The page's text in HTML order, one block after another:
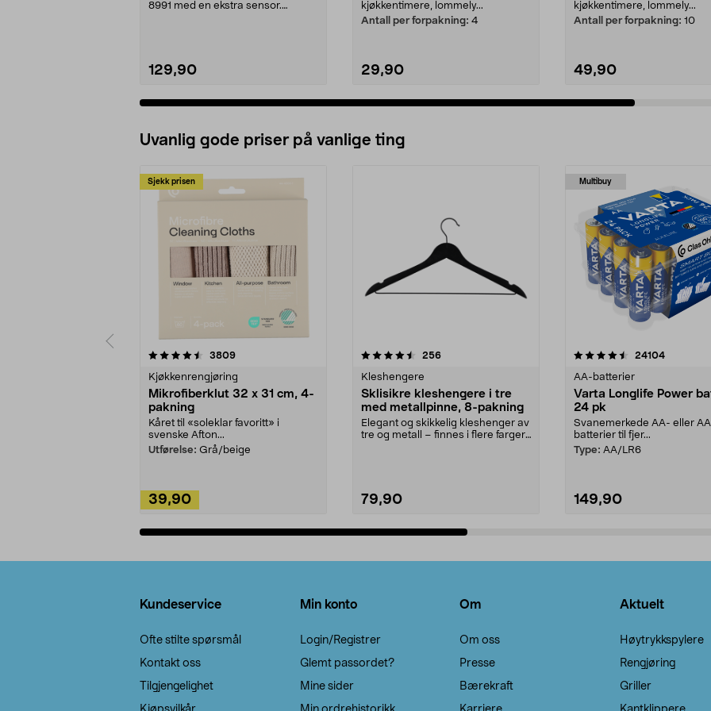
8991 med en ekstra sensor.
129,90
kjøkkentimere, lommely...
Antall per forpakning: 4
29,90
kjøkkentimere, lommely...
Antall per forpakning: 10
49,90
Uvanlig gode priser på vanlige ting
Sjekk prisen
3809anmeldelser
Kjøkkenrengjøring
Mikrofiberklut 32 x 31 cm, 4-
pakning
Kåret til «soleklar favoritt» i
svenske Afton...
Utførelse: Grå/beige
39,90
4.5av 5 stjerner 256anmeldelser
Kleshengere
Sklisikre kleshengere i tre
med metallpinne, 8-pakning
Elegant og skikkelig kleshenger av
tre og metall – finnes i flere farger.
79,90
Multibuy
4.5av 5 stjerner 24104
AA-batterier
Varta Longlife Power
24 pk
Svanemerkede AA- eller
batterier til fjer...
Type: AA/LR6
149,90
4.5av 5 stjerner
Kundeservice
Ofte stilte spørsmål
Kontakt oss
Tilgjengelighet
Min konto
Login/Registrer
Glemt passordet?
Mine sider
Om
Om oss
Presse
Bærekraft
Aktuelt
Høytrykkspylere
Rengjøring
Griller